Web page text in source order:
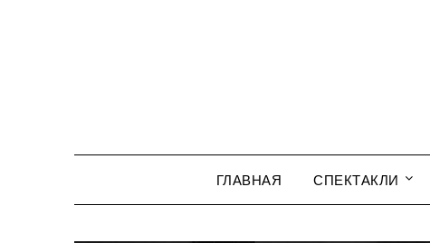
ГЛАВНАЯ СПЕКТАКЛИ